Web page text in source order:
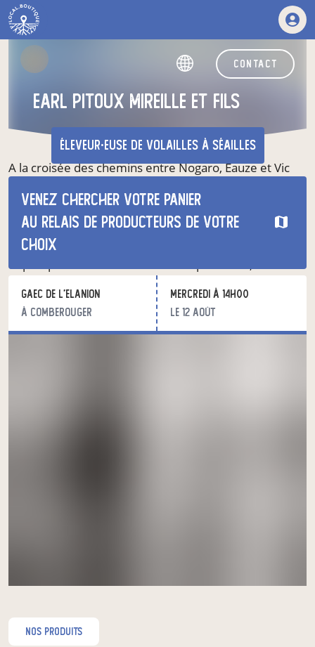
contact
earl pitoux mireille et fils
éleveur·euse de volaillesà Séailles
Venez chercher votre panier
au relais de producteurs de votre
choix
GAEC de l'Elanion
à Comberouger
mercredi à 14h00
le 12 août
A la croisée des chemins entre Nogaro, Eauze et Vic
Fezensac, c’est à 11km du berceau de d’Artagnan en
crête de colline, face aux Pyrénées, que nous réalisons
notre production.
La Maison Pitoux, producteur de Foie Gras s’inscrit
depuis trois générations dans les traditions française
et plus précisément Gasconne. Depuis 1960, notre
famille transmet son savoir-faire aux nouvelles
générations.
nos produits